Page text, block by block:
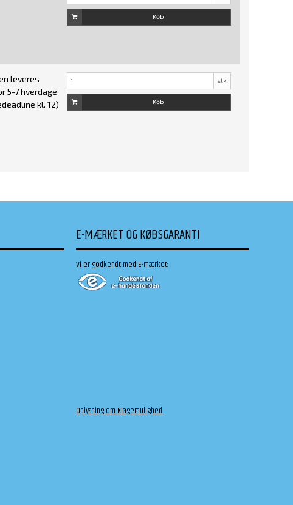
Køb
leveres
5-7 hverdage
kl. 12)
stk
Køb
E-MÆRKET OG KØBSGARANTI
Vi er godkendt med E-mærket:
Oplysning om Klagemulighed